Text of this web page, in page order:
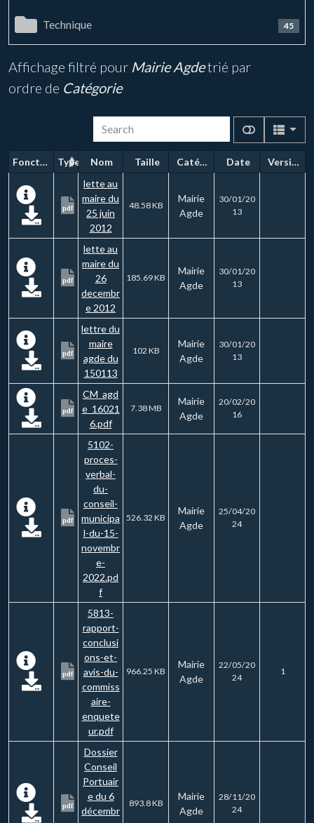
Technique 45
Affichage filtré pour Mairie Agdetrié par
ordre de Catégorie
Fonctions Type Nom Taille Catégorie Date Version
pdf
lette au
maire du
25 juin
2012
48.58 KB
Mairie
Agde
30/01/20
13
pdf
lette au
maire du
26
decembr
e 2012
185.69 KB
Mairie
Agde
30/01/20
13
pdf
lettre du
maire
agde du
150113
102 KB
Mairie
Agde
30/01/20
13
pdf
CM_agd
e_16021
6.pdf
7.38 MB
Mairie
Agde
20/02/20
16
pdf
5102-
proces-
verbal-
du-
conseil-
municipa
l-du-15-
novembr
e-
2022.pd
f
526.32 KB
Mairie
Agde
25/04/20
24
pdf
5813-
rapport-
conclusi
ons-et-
avis-du-
commiss
aire-
enquete
ur.pdf
966.25 KB
Mairie
Agde
22/05/20
24
1
pdf
Dossier
Conseil
Portuair
e du 6
décembr
893.8 KB
Mairie
Agde
28/11/20
24